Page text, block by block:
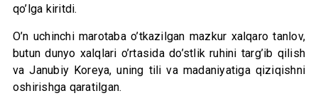
qo’lga kiritdi.
O’n uchinchi marotaba o’tkazilgan mazkur xalqaro tanlov,
butun dunyo xalqlari o’rtasida do’stlik ruhini targ’ib qilish
va Janubiy Koreya, uning tili va madaniyatiga qiziqishni
oshirishga qaratilgan.